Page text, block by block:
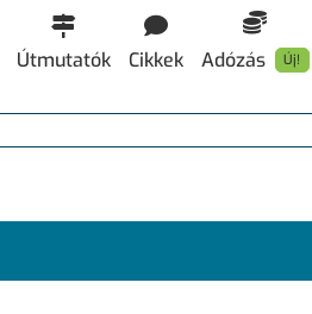
Útmutatók Cikkek Adózás Új!